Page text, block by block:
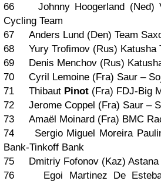
66 Johnny Hoogerland (Ned)
Cycling Team
67 Anders Lund (Den) Team
68 Yury Trofimov (Rus) Katusha
69 Denis Menchov (Rus)
70 Cyril Lemoine (Fra) Saur –
71 Thibaut Pinot (Fra) FDJ-Big
72 Jerome Coppel (Fra) Saur –
73 Amaël Moinard (Fra) BMC
74 Sergio Miguel Moreira
Bank-Tinkoff Bank
75 Dmitriy Fofonov (Kaz) Astana
76 Egoi Martinez De